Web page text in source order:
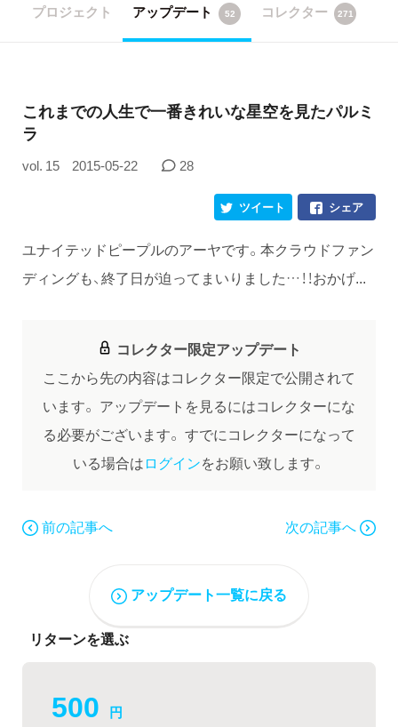
プロジェクト アップデート 52 コレクター 271
これまでの人生で一番きれいな星空を見たパルミ
ラ
vol. 15 2015-05-22 28
シェア
ツイート
ユナイテッドピープルのアーヤです。本クラウドファン
ディングも、終了日が迫ってまいりました…！！おかげ...
コレクター限定アップデート
ここから先の内容はコレクター限定で公開されて
います。 アップデートを見るにはコレクターにな
る必要がございます。 すでにコレクターになって
いる場合はログインをお願い致します。
前の記事へ 次の記事へ
アップデート一覧に戻る
リターンを選ぶ
500 円